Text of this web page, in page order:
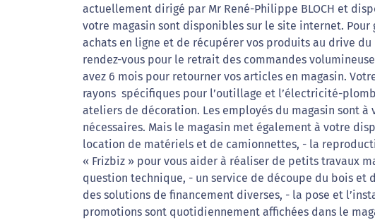
actuellement dirigé par Mr René-Philippe BLOCH et
votre magasin sont disponibles sur le site internet.
achats en ligne et de récupérer vos produits au drive
rendez-vous pour le retrait des commandes
avez 6 mois pour retourner vos articles en magasin.
rayons spécifiques pour l’outillage et l’électricité-
ateliers de décoration. Les employés du magasin sont
nécessaires. Mais le magasin met également à votre
location de matériels et de camionnettes, - la
« Frizbiz » pour vous aider à réaliser de petits travaux
question technique, - un service de découpe du bois et
des solutions de financement diverses, - la pose et
promotions sont quotidiennement affichées dans le